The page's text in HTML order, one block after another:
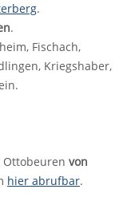
.
.
Fischach,
Kriegshaber,
Ottobeuren von
hier abrufbar.